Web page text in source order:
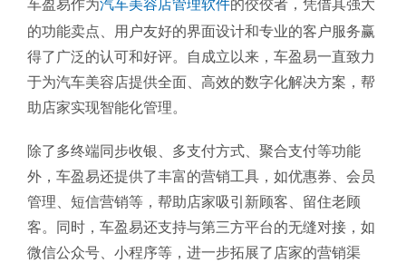
车盈易作为汽车美容店管理软件的佼佼者，凭借其强大
的功能卖点、用户友好的界面设计和专业的客户服务赢
得了广泛的认可和好评。自成立以来，车盈易一直致力
于为汽车美容店提供全面、高效的数字化解决方案，帮
助店家实现智能化管理。
除了多终端同步收银、多支付方式、聚合支付等功能
外，车盈易还提供了丰富的营销工具，如优惠券、会员
管理、短信营销等，帮助店家吸引新顾客、留住老顾
客。同时，车盈易还支持与第三方平台的无缝对接，如
微信公众号、小程序等，进一步拓展了店家的营销渠